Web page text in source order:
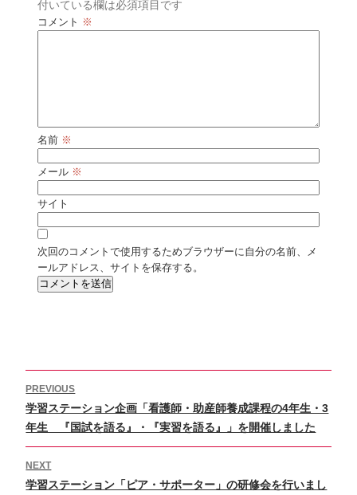
付いている欄は必須項目です
コメント ※
名前 ※
メール ※
サイト
次回のコメントで使用するためブラウザーに自分の名前、メ
ールアドレス、サイトを保存する。
稿
ナ
ビ
シ
ョ
PREVIOUS
Previous
post:
学習ステーション企画「看護師・助産師養成課程の4年生・3
年生 『国試を語る』・『実習を語る』」を開催しました
NEXT
Next
学習ステーション「ピア・サポーター」の研修会を行いまし